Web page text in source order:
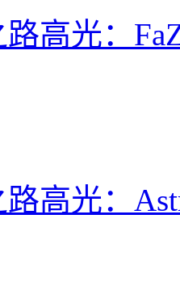
高光：
高光：